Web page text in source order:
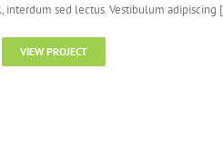
sed lectus. Vestibulum adipiscing
VIEW PROJECT